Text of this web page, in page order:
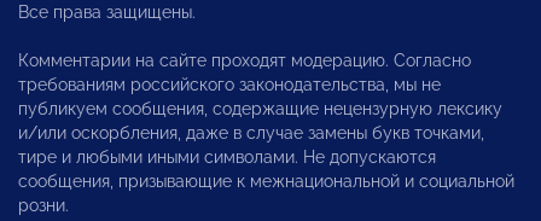
Все права защищены.
Комментарии на сайте проходят модерацию. Согласно
требованиям российского законодательства, мы не
публикуем сообщения, содержащие нецензурную лексику
и/или оскорбления, даже в случае замены букв точками,
тире и любыми иными символами. Не допускаются
сообщения, призывающие к межнациональной и социальной
розни.